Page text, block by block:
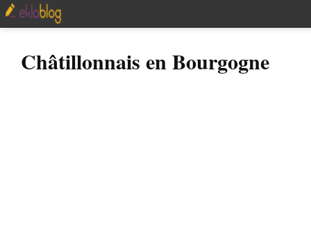
Châtillonnais en Bourgogne